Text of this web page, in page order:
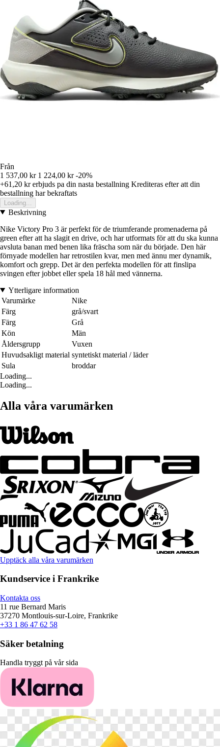
Från
1 537,00 kr 1 224,00 kr -20%
+61,20 krerbjuds pa din nasta bestallning Krediteras efter att din
bestallning har bekraftats
Loading...
Beskrivning
Nike Victory Pro 3 är perfekt för de triumferande promenaderna på
green efter att ha slagit en drive, och har utformats för att du ska kunna
avsluta banan med benen lika fräscha som när du började. Den här
förnyade modellen har retrostilen kvar, men med ännu mer dynamik,
komfort och grepp. Det är den perfekta modellen för att finslipa
svingen efter jobbet eller spela 18 hål med vännerna.
Ytterligare information
Varumärke
Nike
Färg
grå/svart
Färg
Grå
Kön
Män
Åldersgrupp
Vuxen
Huvudsakligt material syntetiskt material / läder
Sula
broddar
Loading...
Loading...
Alla våra varumärken
Upptäck alla våra varumärken
Kundservice i Frankrike
Kontakta oss
11 rue Bernard Maris
37270 Montlouis-sur-Loire, Frankrike
+33 1 86 47 62 58
Säker betalning
Handla tryggt på vår sida